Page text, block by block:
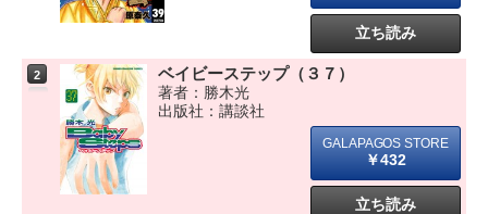
立ち読み
2 ベイビーステップ（３７）
著者：勝木光
出版社：講談社
￥432
立ち読み